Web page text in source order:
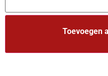
Toevoegen